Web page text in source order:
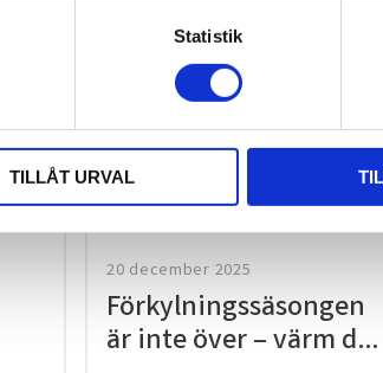
Statistik
TILLÅT URVAL
20 december 2025
Förkylningssäsongen
är inte över – värm dig